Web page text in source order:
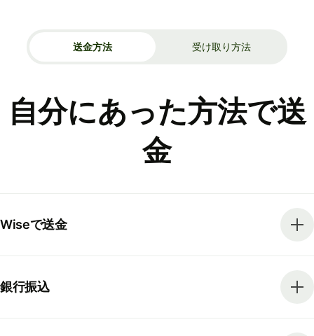
送金方法 受け取り方法
自分にあった方法で送
金
Wiseで送金
銀行振込